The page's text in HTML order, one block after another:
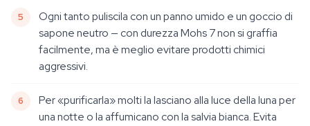
Ogni tanto puliscila con un panno umido e un goccio di
sapone neutro — con durezza Mohs 7 non si graffia
facilmente, ma è meglio evitare prodotti chimici
aggressivi.
Per «purificarla» molti la lasciano alla luce della luna per
una notte o la affumicano con la salvia bianca. Evita